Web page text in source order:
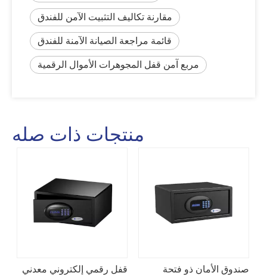
مقارنة تكاليف التثبيت الآمن للفندق
قائمة مراجعة الصيانة الآمنة للفندق
مربع آمن قفل المجوهرات الأموال الرقمية
منتجات ذات صله
قفل رقمي إلكتروني معدني
صندوق الأمان ذو فتحة